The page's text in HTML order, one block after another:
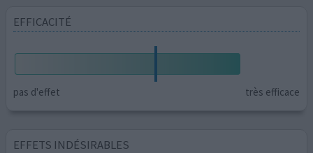
EFFICACITÉ
pas d'effet très efficace
EFFETS INDÉSIRABLES